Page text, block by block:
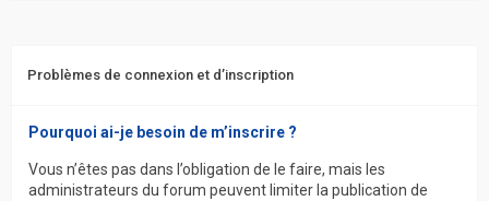
Problèmes de connexion et d’inscription
Pourquoi ai-je besoin de m’inscrire ?
Vous n’êtes pas dans l’obligation de le faire, mais les
administrateurs du forum peuvent limiter la publication de